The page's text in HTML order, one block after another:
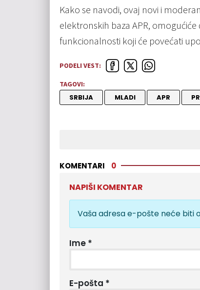
Kako se navodi, ovaj novi i
elektronskih baza APR,
funkcionalnosti koji će povećati
PODELI VEST:
TAGOVI:
SRBIJA MLADI APR
KOMENTARI 0
NAPIŠI KOMENTAR
Vaša adresa e-pošte neće biti
Ime *
E-pošta *